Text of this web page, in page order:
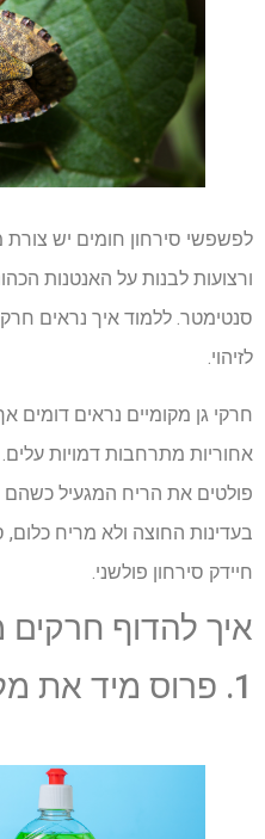
לפשפשי סירחון חומים יש צורת
ורצועות לבנות על האנטנות
סנטימטר. ללמוד איך נראים
לזיהוי.
חרקי גן מקומיים נראים דומים
אחוריות מתרחבות דמויות
פולטים את הריח המגעיל
בעדינות החוצה ולא מריח
חיידק סירחון פולשני.
איך להדוף חרקים
1. פרוס מיד את מלכודת מי הסבון